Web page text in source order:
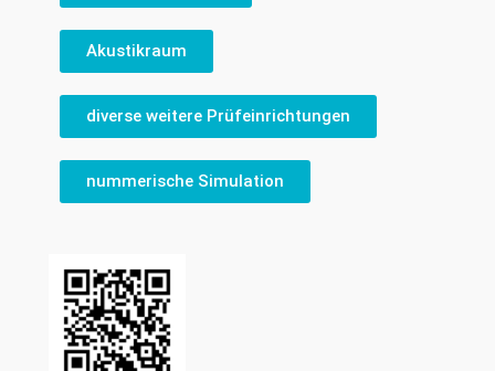
Akustikraum
diverse weitere Prüfeinrichtungen
nummerische Simulation